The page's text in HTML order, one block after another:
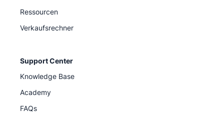
Ressourcen
Verkaufsrechner
Support Center
Knowledge Base
Academy
FAQs